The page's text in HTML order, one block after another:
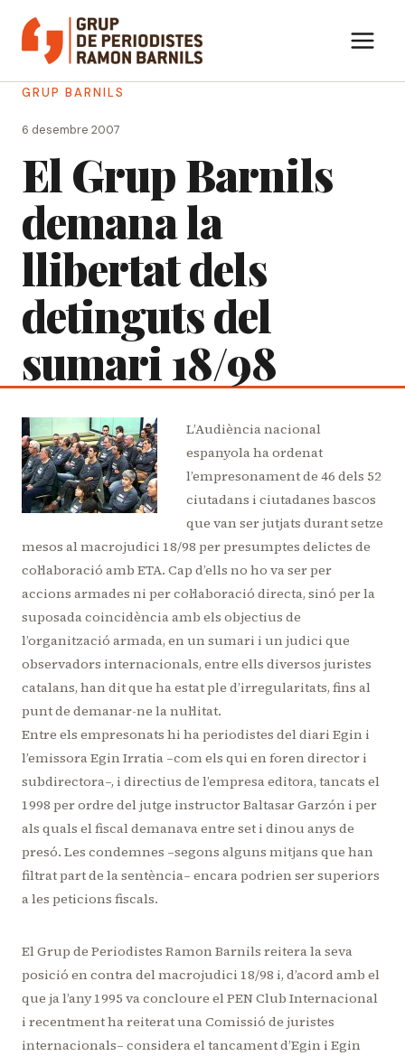
contingut
GRUP BARNILS
6 desembre 2007
El Grup Barnils
demana la
llibertat dels
detinguts del
sumari 18/98
L’Audiència nacional
espanyola ha ordenat
l’empresonament de 46 dels 52
ciutadans i ciutadanes bascos
que van ser jutjats durant setze
mesos al macrojudici 18/98 per presumptes delictes de
col·laboració amb ETA. Cap d’ells no ho va ser per
accions armades ni per col·laboració directa, sinó per la
suposada coincidència amb els objectius de
l’organització armada, en un sumari i un judici que
observadors internacionals, entre ells diversos juristes
catalans, han dit que ha estatple d’irregularitats, fins al
punt de demanar-ne la nul·litat.
Entre els empresonats hi ha periodistes del diari Egin i
l’emissora Egin Irratia –com els qui en foren director i
subdirectora–, i directius de l’empresa editora, tancats el
1998 per ordre del jutge instructor Baltasar Garzón i per
als quals el fiscal demanava entre set i dinou anys de
presó. Les condemnes –segons alguns mitjans que han
filtrat part de la sentència– encara podrien ser superiors
a les peticions fiscals.
El Grup de Periodistes Ramon Barnils reitera la seva
posició en contra del macrojudici 18/98 i, d’acord amb el
que ja l’any 1995 va concloure el PEN Club Internacional
i recentment ha reiterat una Comissió de juristes
internacionals– considera el tancament d’Egin i Egin